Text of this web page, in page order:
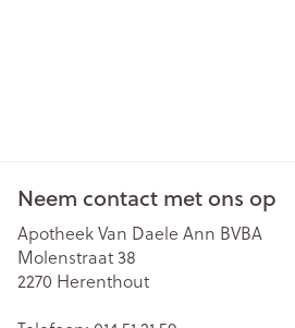
Neem contact met ons op
Apotheek Van Daele Ann BVBA
Molenstraat 38
2270 Herenthout